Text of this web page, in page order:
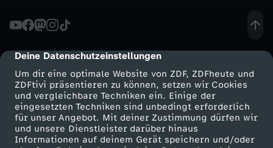
cmp-dialog-description
Deine Datenschutzeinstellungen
Um dir eine optimale Website von ZDF, ZDFheute und
ZDFtivi präsentieren zu können, setzen wir Cookies
und vergleichbare Techniken ein. Einige der
eingesetzten Techniken sind unbedingt erforderlich
für unser Angebot. Mit deiner Zustimmung dürfen wir
und unsere Dienstleister darüber hinaus
Informationen auf deinem Gerät speichern und/oder
e
l
l
e
Mehr ZDF Service